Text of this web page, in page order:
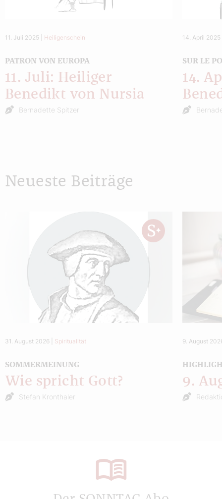
11. Juli 2025 Heiligenschein
PATRON VON EUROPA
11. Juli: Heiliger
Benedikt von Nursia
Bernadette Spitzer
14. April 2025
SUR LE
14.
Neueste Beiträge
31. August 2026 Spiritualität
SOMMERMEINUNG
Wie spricht Gott?
Stefan Kronthaler
9. August
9.